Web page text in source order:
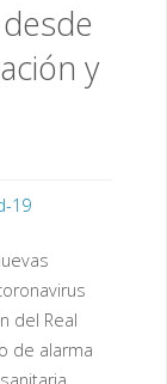
y
19
del Real
de alarma